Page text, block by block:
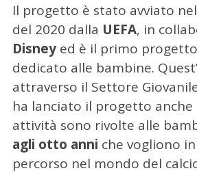
Il progetto è stato avviato
del 2020 dalla UEFA, in
Disney ed è il primo
dedicato alle bambine.
attraverso il Settore
ha lanciato il progetto anche
attività sono rivolte alle
agli otto anni che vogliono
percorso nel mondo del